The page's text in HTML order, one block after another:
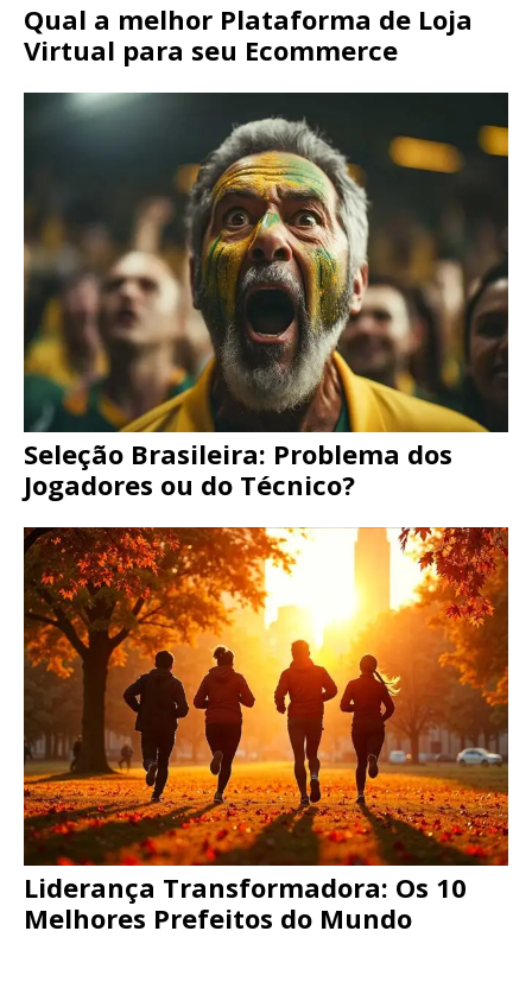
Qual a melhor Plataforma de Loja
Virtual para seu Ecommerce
Seleção Brasileira: Problema dos
Jogadores ou do Técnico?
Liderança Transformadora: Os 10
Melhores Prefeitos do Mundo